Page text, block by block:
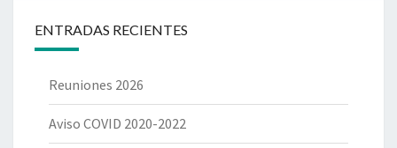
ENTRADAS RECIENTES
Reuniones 2026
Aviso COVID 2020-2022